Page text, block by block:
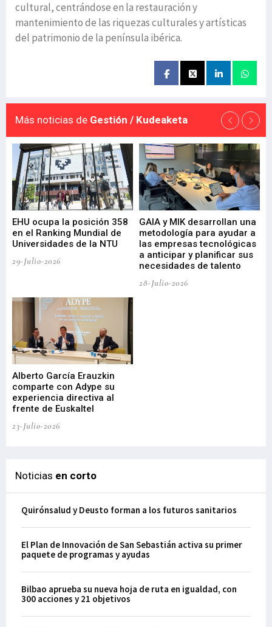
cultural, centrándose en la restauración y
mantenimiento de las riquezas culturales y artísticas
del patrimonio de la península ibérica.
Más noticias de Gestión / Kudeaketa
EHU ocupa la posición 358
en el Ranking Mundial de
Universidades de la NTU
29-Julio-2026
GAIA y MIK desarrollan una
metodología para ayudar a
las empresas tecnológicas
a anticipar y planificar sus
necesidades de talento
28-Julio-2026
Alberto García Erauzkin
comparte con Adype su
experiencia directiva al
frente de Euskaltel
23-Julio-2026
Noticias en corto
Quirónsalud y Deusto forman a los futuros sanitarios
El Plan de Innovación de San Sebastián activa su primer
paquete de programas y ayudas
Bilbao aprueba su nueva hoja de ruta en igualdad, con
300 acciones y 21 objetivos